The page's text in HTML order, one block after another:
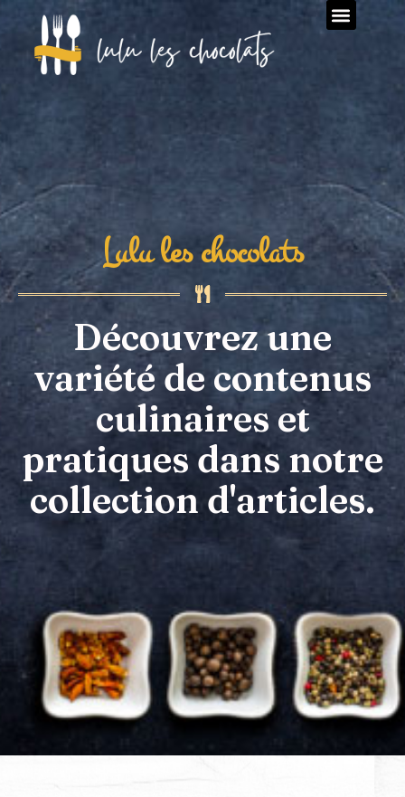
Lulu les chocolats
Découvrez une
variété de contenus
culinaires et
pratiques dans notre
collection d'articles.